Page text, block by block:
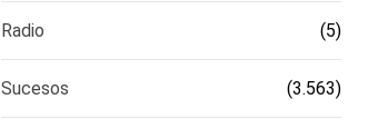
Radio (5)
Sucesos (3.563)